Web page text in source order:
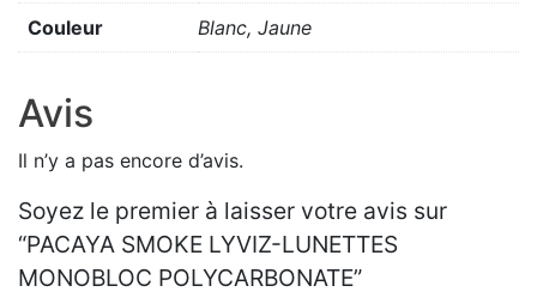
Couleur Blanc, Jaune
Avis
Il n’y a pas encore d’avis.
Soyez le premier à laisser votre avis sur
“PACAYA SMOKE LYVIZ-LUNETTES
MONOBLOC POLYCARBONATE”